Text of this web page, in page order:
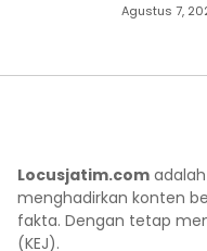
Agustus 7,
Locusjatim.com
menghadirkan konten
fakta. Dengan tetap
(KEJ).